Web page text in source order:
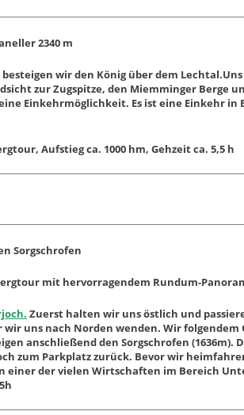
2340 m
besteigen wir den König über dem
zur Zugspitze, den Miemminger Berge
Einkehrmöglichkeit. Es ist eine Einkehr in
Aufstieg ca. 1000 hm, Gehzeit ca. 5,5 h
Sorgschrofen
mit hervorragendem Rundum-
Zuerst halten wir uns östlich und
uns nach Norden wenden. Wir folgendem
anschließend den Sorgschrofen (1636m).
zum Parkplatz zurück. Bevor wir
einer der vielen Wirtschaften im Bereich